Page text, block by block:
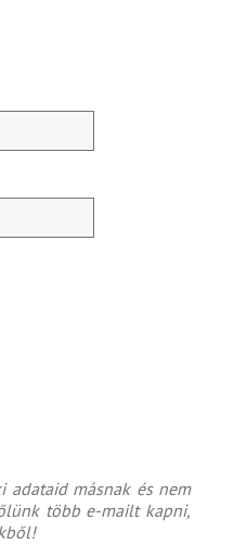
adataid másnak és nem
több e-mailt kapni,